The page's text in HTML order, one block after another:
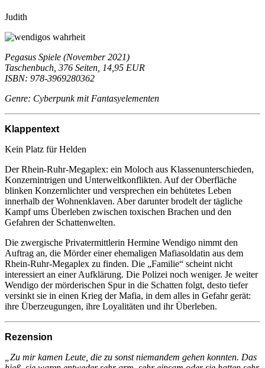
Judith
Pegasus Spiele (November 2021)
Taschenbuch, 376 Seiten, 14,95 EUR
ISBN: 978-3969280362
Genre: Cyberpunk mit Fantasyelementen
Klappentext
Kein Platz für Helden
Der Rhein-Ruhr-Megaplex: ein Moloch aus Klassenunterschieden,
Konzernintrigen und Unterweltkonflikten. Auf der Oberfläche
blinken Konzernlichter und versprechen ein behütetes Leben
innerhalb der Wohnenklaven. Aber darunter brodelt der tägliche
Kampf ums Überleben zwischen toxischen Brachen und den
Gefahren der Schattenwelten.
Die zwergische Privatermittlerin Hermine Wendigo nimmt den
Auftrag an, die Mörder einer ehemaligen Mafiasoldatin aus dem
Rhein-Ruhr-Megaplex zu finden. Die „Familie“ scheint nicht
interessiert an einer Aufklärung. Die Polizei noch weniger. Je weiter
Wendigo der mörderischen Spur in die Schatten folgt, desto tiefer
versinkt sie in einen Krieg der Mafia, in dem alles in Gefahr gerät:
ihre Überzeugungen, ihre Loyalitäten und ihr Überleben.
Rezension
„Zu mir kamen Leute, die zu sonst niemandem gehen konnten. Das